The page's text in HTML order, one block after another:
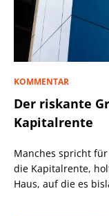
KOMMENTAR
Der riskante
Kapitalrente
Manches spricht
die Kapitalrente,
Haus, auf die es